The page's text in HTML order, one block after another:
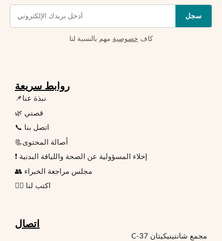
سجل
كاف خصوصية مهم بالنسبة لنا
روابط سريعة
📌نبذة عنا
🌿 قصتي
📞 اتصل بنا
📃أصالة المحتوى
❗ إخلاء المسؤولية عن الصحة واللياقة البدنية
👥 مجلس مراجعة الخبراء
✍🏻 اكتب لنا
اتصال
مجمع شانتينيكيتان C-37